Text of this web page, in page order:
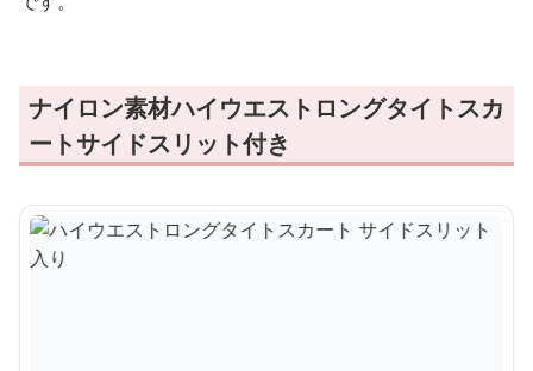
ナイロン素材ハイウエストロングタイトスカ
ートサイドスリット付き